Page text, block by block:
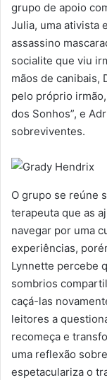
grupo de apoio
Julia, uma ativista
assassino
socialite que viu
mãos de canibais,
pelo próprio
dos Sonhos”, e
sobreviventes.
O grupo se reúne
terapeuta que as
navegar por uma
experiências,
Lynnette percebe
sombrios
caçá-las
leitores a
recomeça e
uma reflexão
espetaculariza o